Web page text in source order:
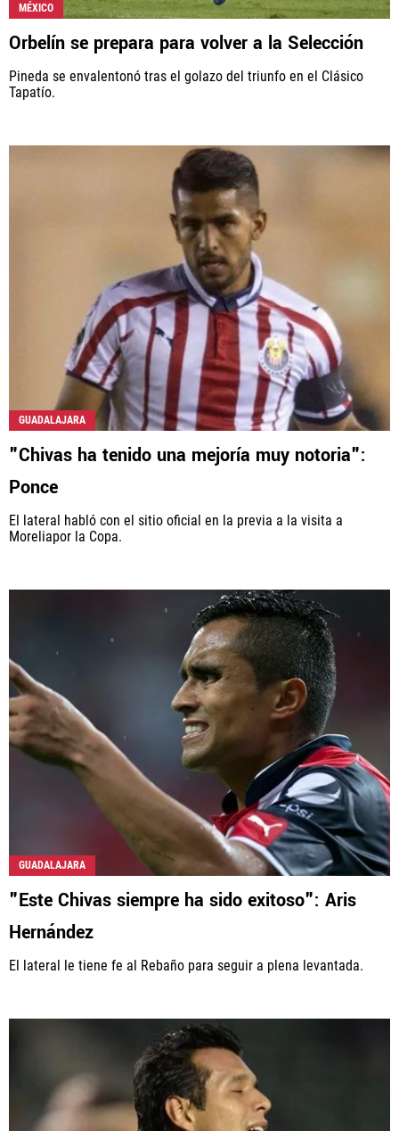
MÉXICO
Orbelín se prepara para volver a la Selección
Pineda se envalentonó tras el golazo del triunfo en el Clásico
Tapatío.
GUADALAJARA
"Chivas ha tenido una mejoría muy notoria":
Ponce
El lateral habló con el sitio oficial en la previa a la visita a
Moreliapor la Copa.
GUADALAJARA
"Este Chivas siempre ha sido exitoso": Aris
Hernández
El lateral le tiene fe al Rebaño para seguir a plena levantada.